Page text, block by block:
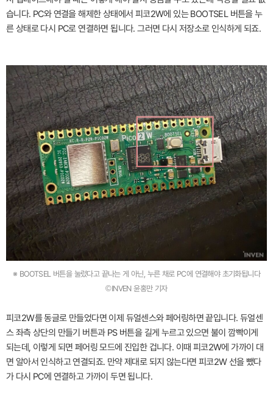
습니다. PC와 연결을 해제한 상태에서 피코2W에 있는 BOOTSEL 버튼을 누
른 상태로 다시 PC로 연결하면 됩니다. 그러면 다시 저장소로 인식하게 되죠.
※ BOOTSEL 버튼을 눌렀다고 끝나는 게 아닌, 누른 채로 PC에 연결해야 초기화됩니다
©INVEN 윤홍만 기자
피코2W를 동글로 만들었다면 이제 듀얼센스와 페어링하면 끝입니다. 듀얼센
스 좌측 상단의 만들기 버튼과 PS 버튼을 길게 누르고 있으면 불이 깜빡이게
되는데, 이렇게 되면 페어링 모드에 진입한 겁니다. 이때 피코2W에 가까이 대
면 알아서 인식하고 연결되죠. 만약 제대로 되지 않는다면 피코2W 선을 뺐다
가 다시 PC에 연결하고 가까이 두면 됩니다.